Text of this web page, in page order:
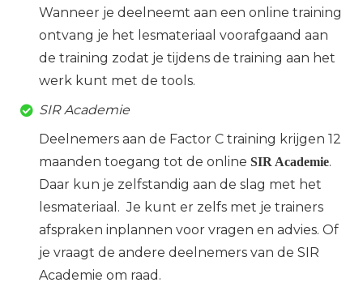
Wanneer je deelneemt aan een online training
ontvang je het lesmateriaal voorafgaand aan
de training zodat je tijdens de training aan het
werk kunt met de tools.
SIR Academie
Deelnemers aan de Factor C training krijgen 12
maanden toegang tot de onlineSIR Academie.
Daar kun je zelfstandig aan de slag met het
lesmateriaal. Je kunt er zelfs met je trainers
afspraken inplannen voor vragen en advies. Of
je vraagt de andere deelnemers van de SIR
Academie om raad.